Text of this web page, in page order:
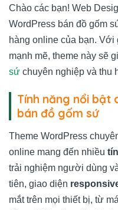
Chào các bạn! Web
WordPress bán đồ gốm
hàng online của bạn. Với
mạnh mẽ, theme này sẽ
sứ chuyên nghiệp và thu
Tính năng nổi bật
bán đồ gốm sứ
Theme WordPress
online mang đến nhiều
trải nghiệm người dùng
tiên, giao diện
mắt trên mọi thiết bị, từ